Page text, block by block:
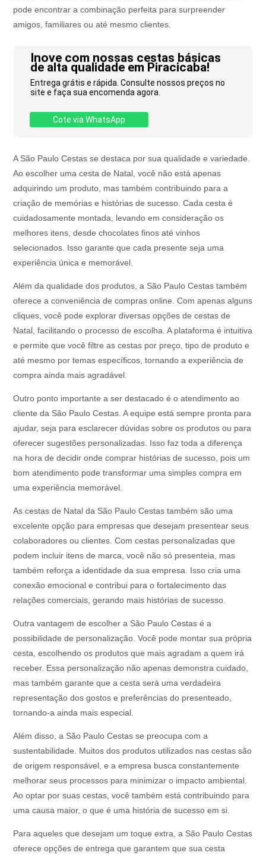
pode encontrar a combinação perfeita para surpreender
amigos, familiares ou até mesmo clientes.
Inove com nossas cestas básicas
de alta qualidade em Piracicaba!
Entrega grátis e rápida. Consulte nossos preços no
site e faça sua encomenda agora.
Cote via WhatsApp
A São Paulo Cestas se destaca por sua qualidade e variedade.
Ao escolher uma cesta de Natal, você não está apenas
adquirindo um produto, mas também contribuindo para a
criação de memórias e histórias de sucesso. Cada cesta é
cuidadosamente montada, levando em consideração os
melhores itens, desde chocolates finos até vinhos
selecionados. Isso garante que cada presente seja uma
experiência única e memorável.
Além da qualidade dos produtos, a São Paulo Cestas também
oferece a conveniência de compras online. Com apenas alguns
cliques, você pode explorar diversas opções de cestas de
Natal, facilitando o processo de escolha. A plataforma é intuitiva
e permite que você filtre as cestas por preço, tipo de produto e
até mesmo por temas específicos, tornando a experiência de
compra ainda mais agradável.
Outro ponto importante a ser destacado é o atendimento ao
cliente da São Paulo Cestas. A equipe está sempre pronta para
ajudar, seja para esclarecer dúvidas sobre os produtos ou para
oferecer sugestões personalizadas. Isso faz toda a diferença
na hora de decidir onde comprar histórias de sucesso, pois um
bom atendimento pode transformar uma simples compra em
uma experiência memorável.
As cestas de Natal da São Paulo Cestas também são uma
excelente opção para empresas que desejam presentear seus
colaboradores ou clientes. Com cestas personalizadas que
podem incluir itens de marca, você não só presenteia, mas
também reforça a identidade da sua empresa. Isso cria uma
conexão emocional e contribui para o fortalecimento das
relações comerciais, gerando mais histórias de sucesso.
Outra vantagem de escolher a São Paulo Cestas é a
possibilidade de personalização. Você pode montar sua própria
cesta, escolhendo os produtos que mais agradam a quem irá
receber. Essa personalização não apenas demonstra cuidado,
mas também garante que a cesta será uma verdadeira
representação dos gostos e preferências do presenteado,
tornando-a ainda mais especial.
Além disso, a São Paulo Cestas se preocupa com a
sustentabilidade. Muitos dos produtos utilizados nas cestas são
de origem responsável, e a empresa busca constantemente
melhorar seus processos para minimizar o impacto ambiental.
Ao optar por suas cestas, você também está contribuindo para
uma causa maior, o que é uma história de sucesso em si.
Para aqueles que desejam um toque extra, a São Paulo Cestas
oferece opções de entrega que garantem que sua cesta